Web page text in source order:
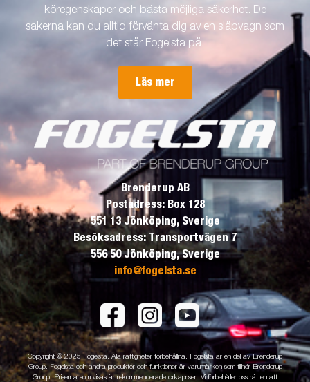
köregenskaper och bästa möjliga säkerhet. De
sakerna kan du alltid förvänta dig av en släpvagn som
det står Fogelsta på.
Läs mer
Brenderup AB
Postadress: Box 128
551 13 Jönköping, Sverige
Besöksadress: Transportvägen 7
556 50 Jönköping, Sverige
info@fogelsta.se
Copyright © 2025 Fogelsta. Alla rättigheter förbehållna. Fogelsta är en del av Brenderup
Group. Fogelsta och andra produkter och funktioner är varumärken som tillhör Brenderup
Group. Priserna som visas är rekommenderade cirkapriser. Vi förbehåller oss rätten att